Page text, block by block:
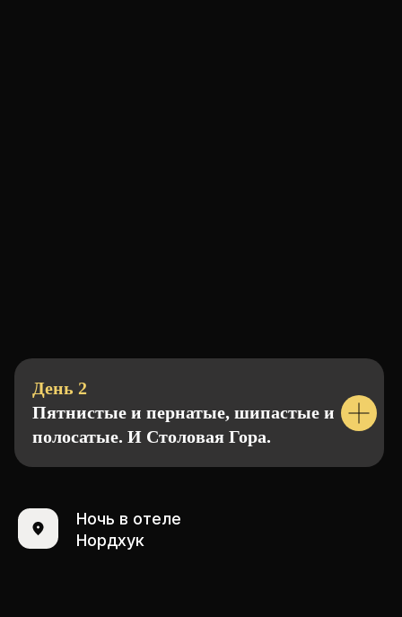
День 2
Пятнистые и пернатые, шипастые и
полосатые. И Столовая Гора.
Ночь в отеле
Нордхук